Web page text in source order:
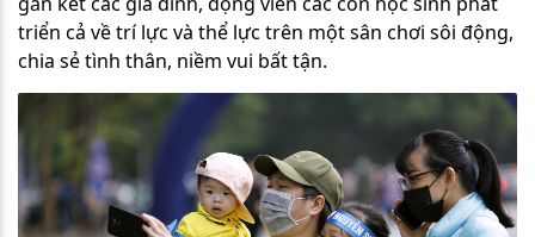
triển cả về trí lực và thể lực trên một sân chơi sôi động,
chia sẻ tình thân, niềm vui bất tận.